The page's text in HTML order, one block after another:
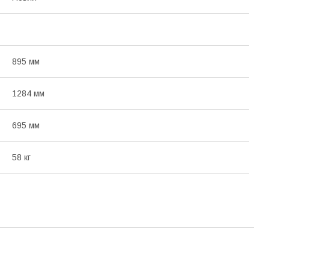
895 мм
1284 мм
695 мм
58 кг